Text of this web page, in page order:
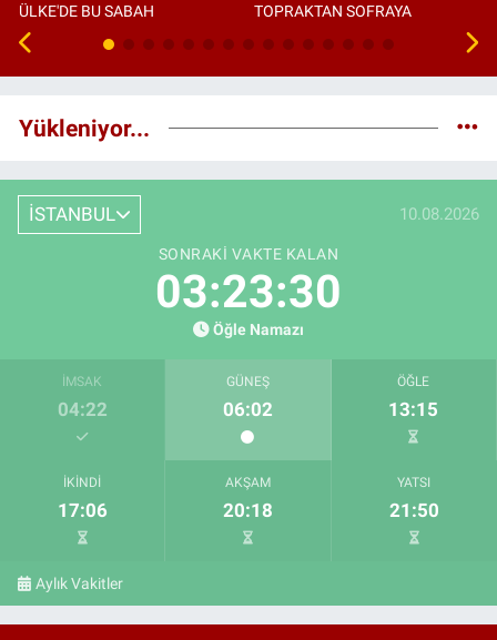
ÜLKE'DE BU SABAH TOPRAKTAN SOFRAYA
Yükleniyor...
İSTANBUL 10.08.2026
SONRAKI VAKTE KALAN
03:23:28
Öğle Namazı
İMSAK
04:22
GÜNEŞ
06:02
ÖĞLE
13:15
İKINDI
17:06
AKŞAM
20:18
YATSI
21:50
Aylık Vakitler